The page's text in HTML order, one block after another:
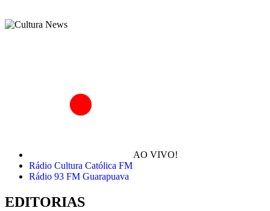
AO VIVO!
Rádio Cultura Católica FM
Rádio 93 FM Guarapuava
EDITORIAS